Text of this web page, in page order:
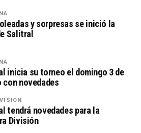
y sorpresas se inició la
Salitral
inicia su torneo el domingo 3 de
con novedades
tendrá novedades para la
División